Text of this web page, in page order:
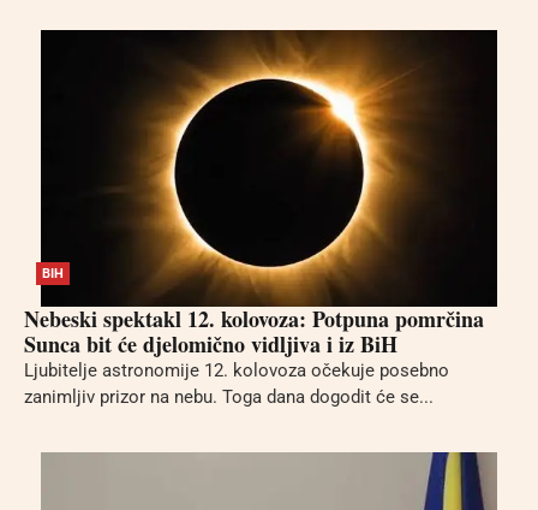
BIH
Nebeski spektakl 12. kolovoza: Potpuna pomrčina
Sunca bit će djelomično vidljiva i iz BiH
Ljubitelje astronomije 12. kolovoza očekuje posebno
zanimljiv prizor na nebu. Toga dana dogodit će se...